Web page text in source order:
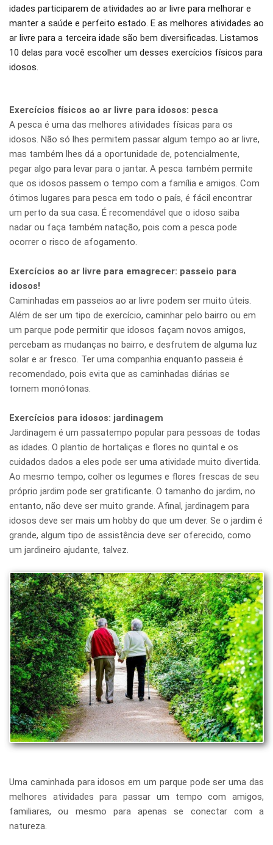
idades participarem de atividades ao ar livre para melhorar e
manter a saúde e perfeito estado. E as melhores atividades ao
ar livre para a terceira idade são bem diversificadas. Listamos
10 delas para você escolher um desses exercícios físicos para
idosos.
Exercícios físicos ao ar livre para idosos: pesca
A pesca é uma das melhores atividades físicas para os
idosos. Não só lhes permitem passar algum tempo ao ar livre,
mas também lhes dá a oportunidade de, potencialmente,
pegar algo para levar para o jantar. A pesca também permite
que os idosos passem o tempo com a família e amigos. Com
ótimos lugares para pesca em todo o país, é fácil encontrar
um perto da sua casa. É recomendável que o idoso saiba
nadar ou faça também natação, pois com a pesca pode
ocorrer o risco de afogamento.
Exercícios ao ar livre para emagrecer: passeio para
idosos!
Caminhadas em passeios ao ar livre podem ser muito úteis.
Além de ser um tipo de exercício, caminhar pelo bairro ou em
um parque pode permitir que idosos façam novos amigos,
percebam as mudanças no bairro, e desfrutem de alguma luz
solar e ar fresco. Ter uma companhia enquanto passeia é
recomendado, pois evita que as caminhadas diárias se
tornem monótonas.
Exercícios para idosos: jardinagem
Jardinagem é um passatempo popular para pessoas de todas
as idades. O plantio de hortaliças e flores no quintal e os
cuidados dados a eles pode ser uma atividade muito divertida.
Ao mesmo tempo, colher os legumes e flores frescas de seu
próprio jardim pode ser gratificante. O tamanho do jardim, no
entanto, não deve ser muito grande. Afinal, jardinagem para
idosos deve ser mais um hobby do que um dever. Se o jardim é
grande, algum tipo de assistência deve ser oferecido, como
um jardineiro ajudante, talvez.
Uma caminhada para idosos em um parque pode ser uma das
melhores atividades para passar um tempo com amigos,
familiares, ou mesmo para apenas se conectar com a
natureza.